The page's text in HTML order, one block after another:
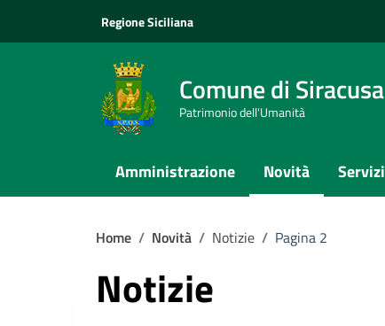
Regione Siciliana
Comune di Siracusa
Patrimonio dell'Umanità
Amministrazione Novità Servizi
Home / Novità / Notizie / Pagina 2
Notizie